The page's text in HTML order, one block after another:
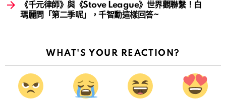
《千元律師》與《Stove League》世界觀聯繫！白
瑪麗問「第二季呢」，千智勳這樣回答~
WHAT'S YOUR REACTION?